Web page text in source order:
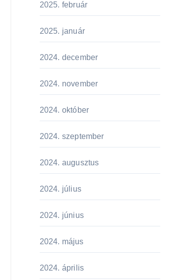
2025. február
2025. január
2024. december
2024. november
2024. október
2024. szeptember
2024. augusztus
2024. július
2024. június
2024. május
2024. április